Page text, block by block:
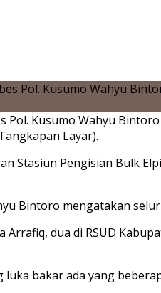
Pol. Kusumo Wahyu
Layar).
Stasiun Pengisian Bulk
Bintoro mengatakan
dua di RSUD
bakar ada yang